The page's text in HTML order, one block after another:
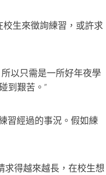
生來徵詢練習，或許求
以只需是一所好年夜學
到艱苦。”
習經過的事況。假如練
得越來越長，在校生想